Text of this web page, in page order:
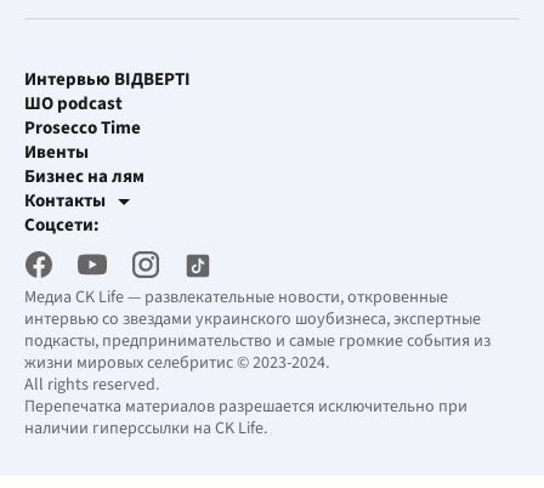
Медиа CK Life — развлекательные новости, откровенные
интервью со звездами украинского шоубизнеса, экспертные
подкасты, предпринимательство и самые громкие события из
жизни мировых селебритис © 2023-2024.
All rights reserved.
Перепечатка материалов разрешается исключительно при
наличии гиперссылки на CK Life.
Интервью ВІДВЕРТІ
ШО podcast
Prosecco Time
Ивенты
Бизнес на лям
Контакты
Рекламные интеграции
Рабочая почта
Соцсети: